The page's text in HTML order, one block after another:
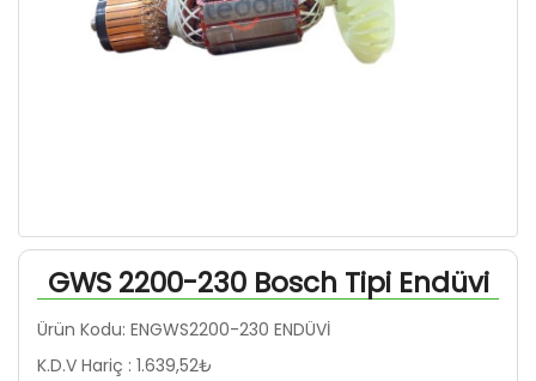
GWS 2200-230 Bosch Tipi Endüvi
Ürün Kodu: ENGWS2200-230 ENDÜVİ
K.D.V Hariç : 1.639,52₺